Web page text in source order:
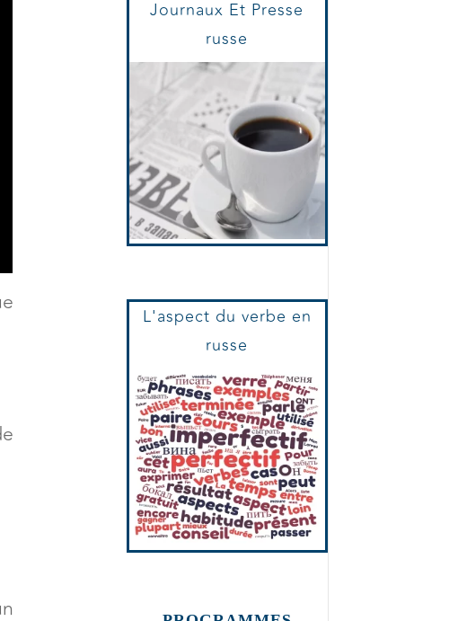
Le Supplément
Journaux Et Presse
russe
L'aspect du verbe en
russe